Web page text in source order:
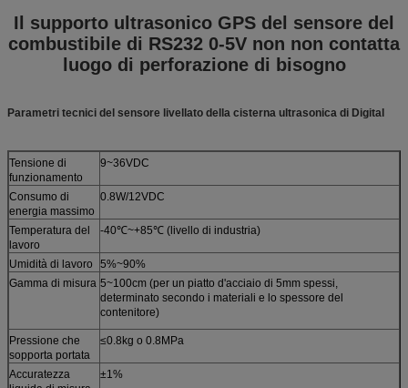
Il supporto ultrasonico GPS del sensore del
combustibile di RS232 0-5V non non contatta
luogo di perforazione di bisogno
Parametri tecnici del sensore livellato della cisterna ultrasonica di Digital
Tensione di
funzionamento
9~36VDC
Consumo di
energia massimo
0.8W/12VDC
Temperatura del
lavoro
-40℃~+85℃ (livello di industria)
Umidità di lavoro
5%~90%
Gamma di misura 5~100cm (per un piatto d'acciaio di 5mm spessi,
determinato secondo i materiali e lo spessore del
contenitore)
Pressione che
sopporta portata
≤0.8kg o 0.8MPa
Accuratezza
±1%